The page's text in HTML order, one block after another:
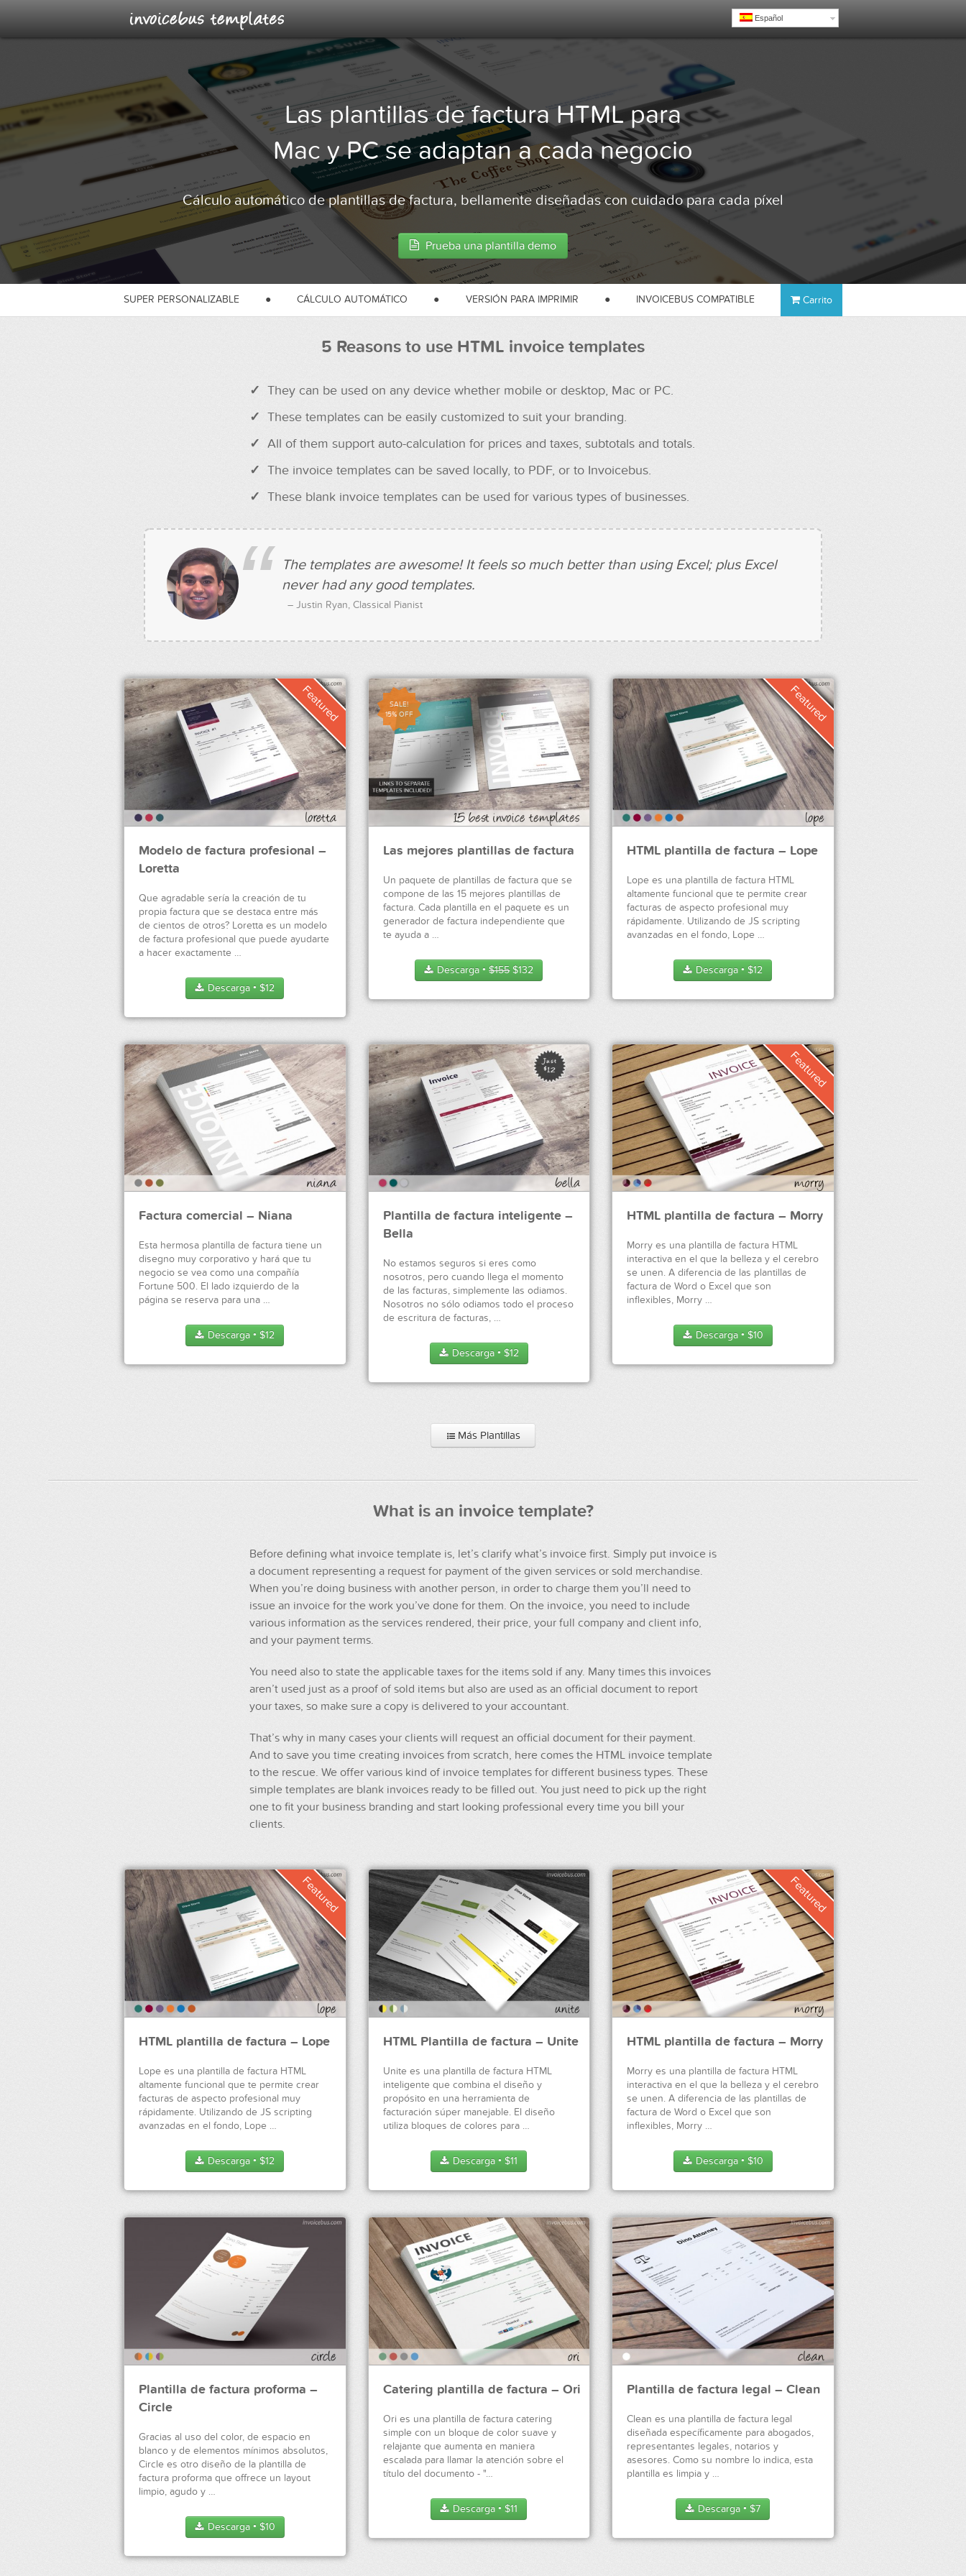
Español
Las plantillas de factura HTML para
Mac y PC se adaptan a cada negocio
Cálculo automático de plantillas de factura, bellamente diseñadas con cuidado para cada píxel
Prueba una plantilla demo
SUPER PERSONALIZABLE ● CÁLCULO AUTOMÁTICO ● VERSIÓN PARA IMPRIMIR ● INVOICEBUS COMPATIBLE Carrito
5 Reasons to use HTML invoice templates
✓ They can be used on any device whether mobile or desktop, Mac or PC.
✓ These templates can be easily customized to suit your branding.
✓ All of them support auto-calculation for prices and taxes, subtotals and totals.
✓ The invoice templates can be saved locally, to PDF, or to Invoicebus.
✓ These blank invoice templates can be used for various types of businesses.
The templates are awesome! It feels so much better than using Excel; plus Excel
never had any good templates.
– Justin Ryan, Classical Pianist
Modelo de factura profesional –
Loretta
Que agradable sería la creación de tu
propia factura que se destaca entre más
de cientos de otros? Loretta es un modelo
de factura profesional que puede ayudarte
a hacer exactamente …
Descarga● $12
SALE!
15% OFF
Las mejores plantillas de factura
Un paquete de plantillas de factura que se
compone de las 15 mejores plantillas de
factura. Cada plantilla en el paquete es un
generador de factura independiente que
te ayuda a …
Descarga● $155 $132
HTML plantilla de factura – Lope
Lope es una plantilla de factura HTML
altamente funcional que te permite crear
facturas de aspecto profesional muy
rápidamente. Utilizando de JS scripting
avanzadas en el fondo, Lope …
Descarga● $12
Factura comercial – Niana
Esta hermosa plantilla de factura tiene un
disegno muy corporativo y hará que tu
negocio se vea como una compañía
Fortune 500. El lado izquierdo de la
página se reserva para una …
Descarga● $12
Plantilla de factura inteligente –
Bella
No estamos seguros si eres como
nosotros, pero cuando llega el momento
de las facturas, simplemente las odiamos.
Nosotros no sólo odiamos todo el proceso
de escritura de facturas, …
Descarga ● $12
HTML plantilla de factura – Morry
Morry es una plantilla de factura HTML
interactiva en el que la belleza y el cerebro
se unen. A diferencia de las plantillas de
factura de Word o Excel que son
inflexibles, Morry …
Descarga ● $10
Más Plantillas
What is an invoice template?
Before defining what invoice template is, let’s clarify what’s invoice first. Simply put invoice is
a document representing a request for payment of the given services or sold merchandise.
When you’re doing business with another person, in order to charge them you’ll need to
issue an invoice for the work you’ve done for them. On the invoice, you need to include
various information as the services rendered, their price, your full company and client info,
and your payment terms.
You need also to state the applicable taxes for the items sold if any. Many times this invoices
aren’t used just as a proof of sold items but also are used as an official document to report
your taxes, so make sure a copy is delivered to your accountant.
That’s why in many cases your clients will request an official document for their payment.
And to save you time creating invoices from scratch, here comes the HTML invoice template
to the rescue. We offer various kind of invoice templates for different business types. These
simple templates are blank invoices ready to be filled out. You just need to pick up the right
one to fit your business branding and start looking professional every time you bill your
clients.
HTML plantilla de factura – Lope
Lope es una plantilla de factura HTML
altamente funcional que te permite crear
facturas de aspecto profesional muy
rápidamente. Utilizando de JS scripting
avanzadas en el fondo, Lope …
Descarga● $12
HTML Plantilla de factura – Unite
Unite es una plantilla de factura HTML
inteligente que combina el diseño y
propósito en una herramienta de
facturación súper manejable. El diseño
utiliza bloques de colores para …
Descarga● $11
HTML plantilla de factura – Morry
Morry es una plantilla de factura HTML
interactiva en el que la belleza y el cerebro
se unen. A diferencia de las plantillas de
factura de Word o Excel que son
inflexibles, Morry …
Descarga ● $10
Plantilla de factura proforma –
Circle
Gracias al uso del color, de espacio en
blanco y de elementos mínimos absolutos,
Circle es otro diseño de la plantilla de
factura proforma que offrece un layout
limpio, agudo y …
Descarga ● $10
Catering plantilla de factura – Ori
Ori es una plantilla de factura catering
simple con un bloque de color suave y
relajante que aumenta en maniera
escalada para llamar la atención sobre el
título del documento - "…
Descarga● $11
Plantilla de factura legal – Clean
Clean es una plantilla de factura legal
diseñada específicamente para abogados,
representantes legales, notarios y
asesores. Como su nombre lo indica, esta
plantilla es limpia y …
Descarga● $7